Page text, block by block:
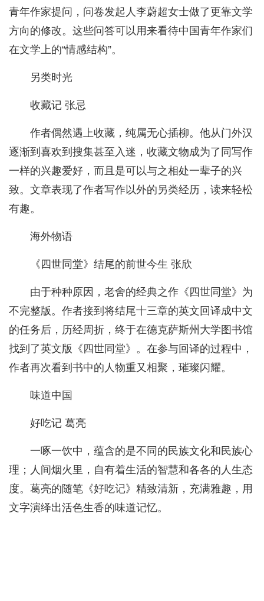
青年作家提问，问卷发起人李蔚超女士做了更靠文学
方向的修改。这些问答可以用来看待中国青年作家们
在文学上的“情感结构”。
另类时光
收藏记 张忌
作者偶然遇上收藏，纯属无心插柳。他从门外汉
逐渐到喜欢到搜集甚至入迷，收藏文物成为了同写作
一样的兴趣爱好，而且是可以与之相处一辈子的兴
致。文章表现了作者写作以外的另类经历，读来轻松
有趣。
海外物语
《四世同堂》结尾的前世今生 张欣
由于种种原因，老舍的经典之作《四世同堂》为
不完整版。作者接到将结尾十三章的英文回译成中文
的任务后，历经周折，终于在德克萨斯州大学图书馆
找到了英文版《四世同堂》。在参与回译的过程中，
作者再次看到书中的人物重又相聚，璀璨闪耀。
味道中国
好吃记 葛亮
一啄一饮中，蕴含的是不同的民族文化和民族心
理；人间烟火里，自有着生活的智慧和各各的人生态
度。葛亮的随笔《好吃记》精致清新，充满雅趣，用
文字演绎出活色生香的味道记忆。